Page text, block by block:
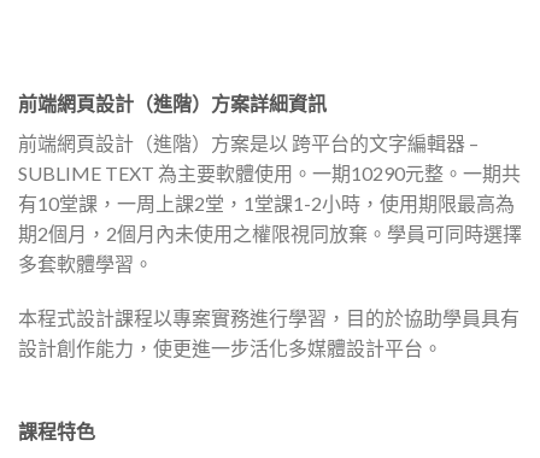
前端網頁設計（進階）方案詳細資訊
前端網頁設計（進階）方案是以 跨平台的文字編輯器 –
SUBLIME TEXT 為主要軟體使用。一期10290元整。一期共
有10堂課，一周上課2堂，1堂課1-2小時，使用期限最高為
期2個月，2個月內未使用之權限視同放棄。學員可同時選擇
多套軟體學習。
本程式設計課程以專案實務進行學習，目的於協助學員具有
設計創作能力，使更進一步活化多媒體設計平台。
課程特色